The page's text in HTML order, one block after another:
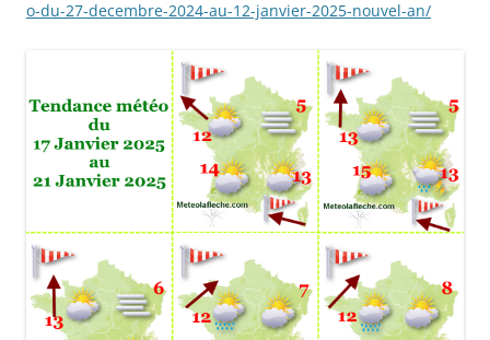
o-du-27-decembre-2024-au-12-janvier-2025-nouvel-an/